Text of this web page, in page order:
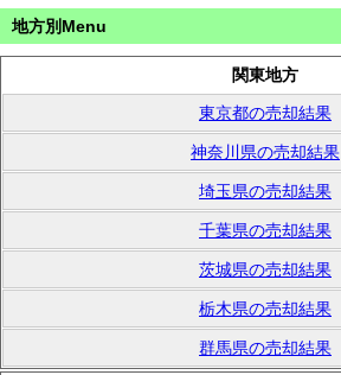
地方別Menu
関東地方
東京都の売却結果
神奈川県の売却結果
埼玉県の売却結果
千葉県の売却結果
茨城県の売却結果
栃木県の売却結果
群馬県の売却結果